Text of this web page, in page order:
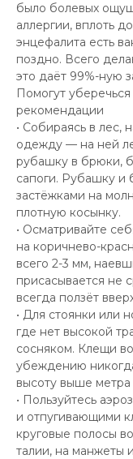
было болевых
аллергии, вплоть
энцефалита есть
поздно. Всего
это даёт 99%-ную
Помогут
рекомендации
• Собираясь в лес,
одежду — на ней
рубашку в брюки,
сапоги. Рубашку и
застёжками на
плотную косынку.
• Осматривайте
на коричнево-
всего 2-3 мм,
присасывается не
всегда ползёт
• Для стоянки или
где нет высокой
сосняком. Клещи
убеждению
высоту выше
• Пользуйтесь
и отпугивающими
круговые полосы
талии, на манжеты